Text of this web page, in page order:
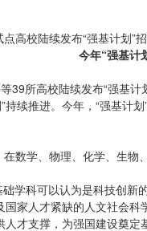
点高校陆续发布“强基计划”
今年“强基计
39所高校陆续发布“强基
持续推进。今年，“强基计
在数学、物理、化学、生
础学科可以认为是科技创
家人才紧缺的人文社会
才支撑，为强国建设奠定